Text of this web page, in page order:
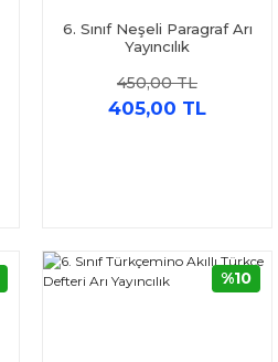
6. Sınıf Neşeli Paragraf Arı
Yayıncılık
450,00 TL
405,00 TL
%10